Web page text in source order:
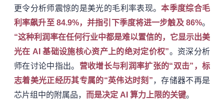
更令分析师震惊的是美光的毛利率表现。本季度综合毛
利率飙升至 84.9%，并指引下季度将进一步触及 86%。
“这种利润率在任何行业中都是难以置信的，它显示出美
光在 AI 基础设施核心资产上的绝对定价权”。资深分析
师在讨论中指出。 营收增长与利润率扩张的“双击”，标
志着美光正经历其专属的“英伟达时刻”，存储器不再是
芯片组中的附属品， 而是决定 AI 算力上限的关键。